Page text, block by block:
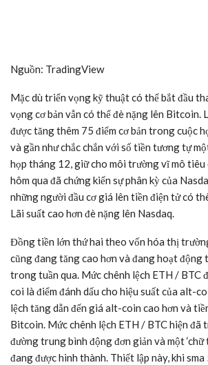
Nguồn: TradingView
Mặc dù triển vọng kỹ thuật có thể bắt đầu
vọng cơ bản vẫn có thể đè nặng lên Bitcoin.
được tăng thêm 75 điểm cơ bản trong cuộc
và gần như chắc chắn với số tiền tương tự
họp tháng 12, giữ cho môi trường vĩ mô tiêu
hôm qua đã chứng kiến sự phân kỳ của
những người đầu cơ giá lên tiền điện tử có
Lãi suất cao hơn đè nặng lên Nasdaq.
Đồng tiền lớn thứ hai theo vốn hóa thị
cũng đang tăng cao hơn và đang hoạt
trong tuần qua. Mức chênh lệch ETH / BTC
coi là điểm đánh dấu cho hiệu suất của alt-
lệch tăng dẫn đến giá alt-coin cao hơn và
Bitcoin. Mức chênh lệch ETH / BTC hiện đã
đường trung bình động đơn giản và một
đang được hình thành. Thiết lập này, khi